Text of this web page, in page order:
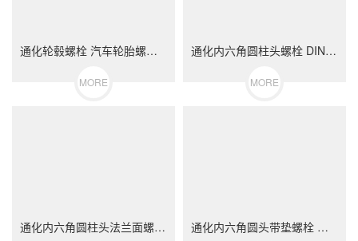
通化轮毂螺栓 汽车轮胎螺丝 不锈钢（304/316）碳钢 合金钢
MORE
通化内六角圆柱头螺栓 DIN912 不锈钢（304/316）碳钢 合金钢
MORE
通化内六角圆柱头法兰面螺栓 不锈钢（304/316）碳钢 合金钢 通化内六角圆头带垫螺栓 不锈钢（304/316）碳钢 合金钢